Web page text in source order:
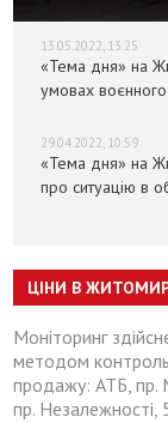
13.05.2022, 13:25
«Тема дня» на
умовах воєнного
29.04.2022, 10:59
«Тема дня» на
про ситуацію в
ЦІНИ В
Моніторинг
методом
продажу: АТБ, пр.
пр. Незалежності,